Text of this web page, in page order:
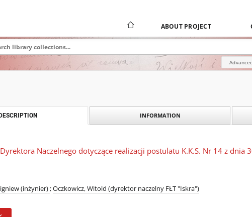
ABOUT PROJECT
DESCRIPTION INFORMATION
Naczelnego dotyczące realizacji postulatu K.K.S. Nr 14 z dnia
(inżynier);Oczkowicz, Witold (dyrektor naczelny FŁT "Iskra")